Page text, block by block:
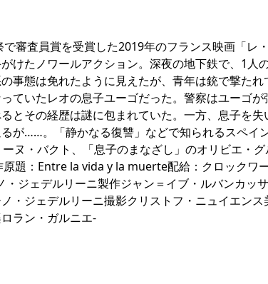
審査員賞を受賞した2019年のフランス映画「レ
けたノワールアクション。深夜の地下鉄で、1人
事態は免れたように見えたが、青年は銃で撃たれ
ていたレオの息子ユーゴだった。警察はユーゴが
とその経歴は謎に包まれていた。一方、息子を失
が……。「静かなる復讐」などで知られるスペイ
ヌ・バクト、「息子のまなざし」のオリビエ・グ
題：Entre la vida y la muerte配給：クロックワ
ジェデルリーニ製作ジャン＝イブ・ルバンカッ
・ジェデルリーニ撮影クリストフ・ニュイエンス
ラン・ガルニエ-